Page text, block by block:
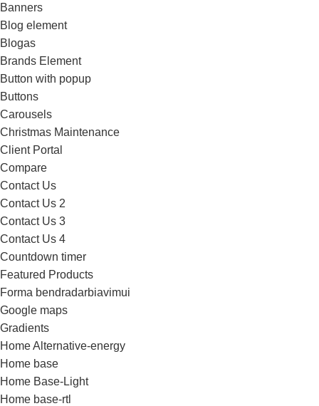
Banners
Blog element
Blogas
Brands Element
Button with popup
Buttons
Carousels
Christmas Maintenance
Client Portal
Compare
Contact Us
Contact Us 2
Contact Us 3
Contact Us 4
Countdown timer
Featured Products
Forma bendradarbiavimui
Google maps
Gradients
Home Alternative-energy
Home base
Home Base-Light
Home base-rtl